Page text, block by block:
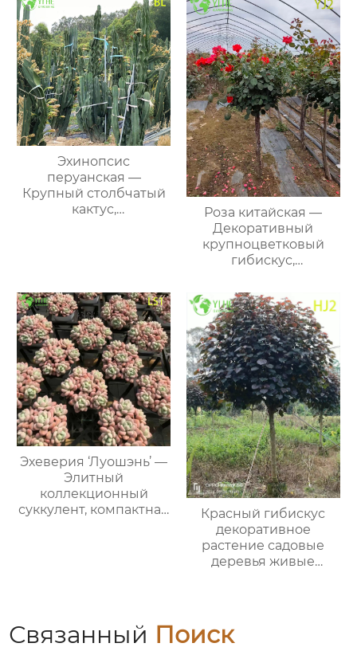
Эхинопсис
перуанская —
Крупный столбчатый
кактус,
Роза китайская —
Декоративный
крупноцветковый
гибискус,
кустарник, для дома и
сада, оптовая продажа
Эхеверия ‘Луошэнь’ —
Элитный
коллекционный
суккулент, компактная
Красный гибискус
декоративное
растение садовые
деревья живые
Связанный Поиск